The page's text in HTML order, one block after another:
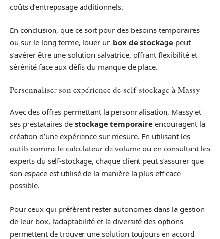
coûts d’entreposage additionnels.
En conclusion, que ce soit pour des besoins temporaires
ou sur le long terme, louer un box de stockage peut
s’avérer être une solution salvatrice, offrant flexibilité et
sérénité face aux défis du manque de place.
Personnaliser son expérience de self-stockage à Massy
Avec des offres permettant la personnalisation, Massy et
ses prestataires de stockage temporaire encouragent la
création d’une expérience sur-mesure. En utilisant les
outils comme le calculateur de volume ou en consultant les
experts du self-stockage, chaque client peut s’assurer que
son espace est utilisé de la manière la plus efficace
possible.
Pour ceux qui préfèrent rester autonomes dans la gestion
de leur box, l’adaptabilité et la diversité des options
permettent de trouver une solution toujours en accord